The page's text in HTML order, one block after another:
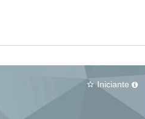
star_border Iniciante